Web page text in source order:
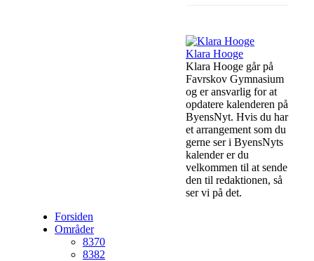
Klara Hooge
Klara Hooge går på
Favrskov Gymnasium
og er ansvarlig for at
opdatere kalenderen på
ByensNyt. Hvis du har
et arrangement som du
gerne ser i ByensNyts
kalender er du
velkommen til at sende
den til redaktionen, så
ser vi på det.
Forsiden
Områder
8370
8382